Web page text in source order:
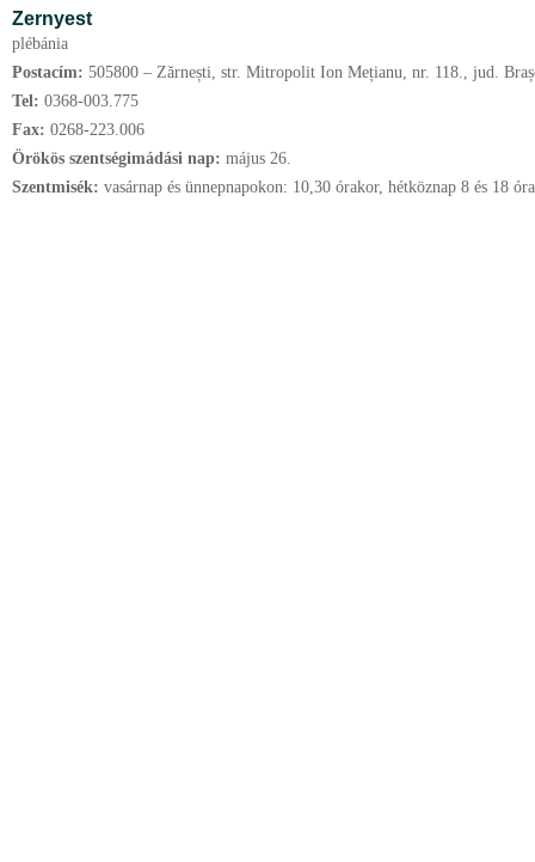
Zernyest
plébánia
Postacím: 505800 – Zărnești, str. Mitropolit Ion Mețianu, nr. 118., jud.
Tel: 0368-003.775
Fax: 0268-223.006
Örökös szentségimádási nap: május 26.
Szentmisék: vasárnap és ünnepnapokon: 10,30 órakor, hétköznap 8 és 18